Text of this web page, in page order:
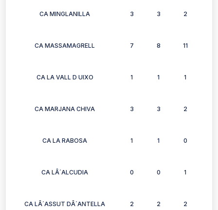
CA MINGLANILLA 3 3 2
CA MASSAMAGRELL 7 8 11
CA LA VALL D UIXO 1 1 1
CA MARJANA CHIVA 3 3 2
CA LA RABOSA 1 1 0
CA LÂ´ALCUDIA 0 0 1
CA LÂ´ASSUT DÂ´ANTELLA 2 2 2